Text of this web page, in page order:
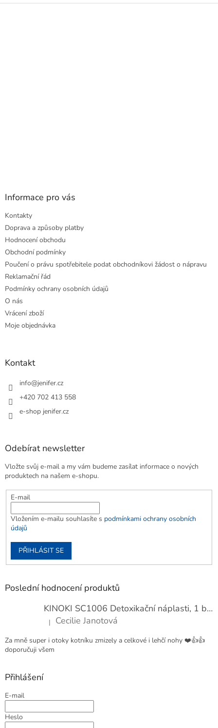
Z
Informace pro vás
Kontakty
Doprava a způsoby platby
Hodnocení obchodu
Obchodní podmínky
Poučení o právu spotřebitele podat obchodníkovi žádost o nápravu
Reklamační řád
Podmínky ochrany osobních údajů
O nás
Vrácení zboží
Moje objednávka
Kontakt
info@jenifer.cz
+420 702 413 558
e-shop jenifer.cz
Odebírat newsletter
Vložte svůj e-mail a my vám budeme zasílat informace o nových
produktech na našem e-shopu.
E-mail
Vložením e-mailu souhlasíte s podmínkami ochrany osobních
údajů
PŘIHLÁSIT SE
Poslední hodnocení produktů
KINOKI SC1006 Detoxikační náplasti, 1 balení - 10 ks
Hodnocení produktu je 4 z 5 hvězdiček.
| Cecilie Janotová
Za mně super i otoky kotníku zmizely a celkové i lehčí nohy ❤️👍👍
doporučuji všem
Přihlášení
E-mail
Heslo